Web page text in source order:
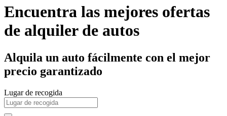
Encuentra las mejores ofertas
de alquiler de autos
Alquila un auto fácilmente con el mejor
precio garantizado
Lugar de recogida